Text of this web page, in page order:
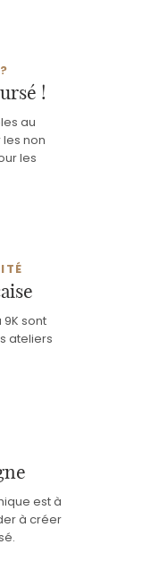
!
au
non
les
9K sont
ateliers
est à
à créer